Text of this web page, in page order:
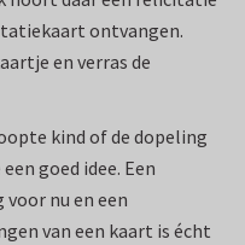
ontvangen.
en verras de
kind of de dopeling
goed idee. Een
nu en een
van een kaart is écht